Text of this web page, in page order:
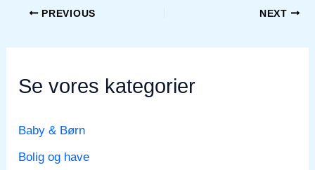
PREVIOUS NEXT
Se vores kategorier
Baby & Børn
Bolig og have